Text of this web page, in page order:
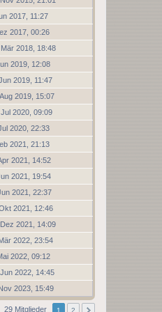
2017, 11:27
2017, 00:26
2018, 18:48
2019, 12:08
2019, 11:47
2019, 15:07
2020, 09:09
2020, 22:33
2021, 21:13
2021, 14:52
2021, 19:54
2021, 22:37
2021, 12:46
2021, 14:09
2022, 23:54
2022, 09:12
2022, 14:45
2023, 15:49
29 Mitglieder 1 2